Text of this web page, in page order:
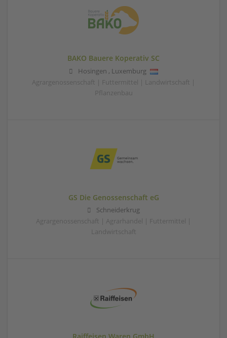
BAKO Bauere Koperativ SC
Hosingen , Luxemburg
Agrargenossenschaft | Futtermittel | Landwirtschaft |
Pflanzenbau
GS Die Genossenschaft eG
Schneiderkrug
Agrargenossenschaft | Agrarhandel | Futtermittel |
Landwirtschaft